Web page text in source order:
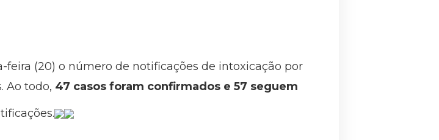
(20) o número de notificações de intoxicação por
Ao todo, 47 casos foram confirmados e 57 seguem